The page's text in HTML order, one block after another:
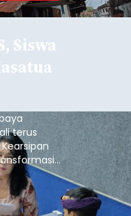
Siswa
terus
(TPBIS).
dan V SD